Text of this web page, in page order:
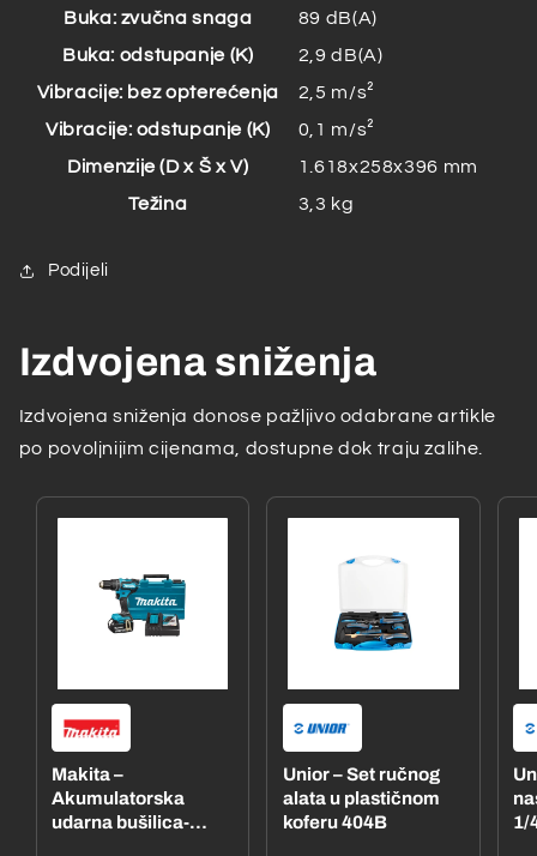
Buka: zvučna snaga
89 dB(A)
Buka: odstupanje (K)
2,9 dB(A)
Vibracije: bez opterećenja
2,5 m/s²
Vibracije: odstupanje (K)
0,1 m/s²
Dimenzije (D x Š x V)
1.618x258x396 mm
Težina
3,3 kg
Podijeli
Izdvojena sniženja
Izdvojena sniženja donose pažljivo odabrane artikle
po povoljnijim cijenama, dostupne dok traju zalihe.
Makita –
Akumulatorska
udarna bušilica-
Unior – Set ručnog
alata u plastičnom
koferu 404B
1/